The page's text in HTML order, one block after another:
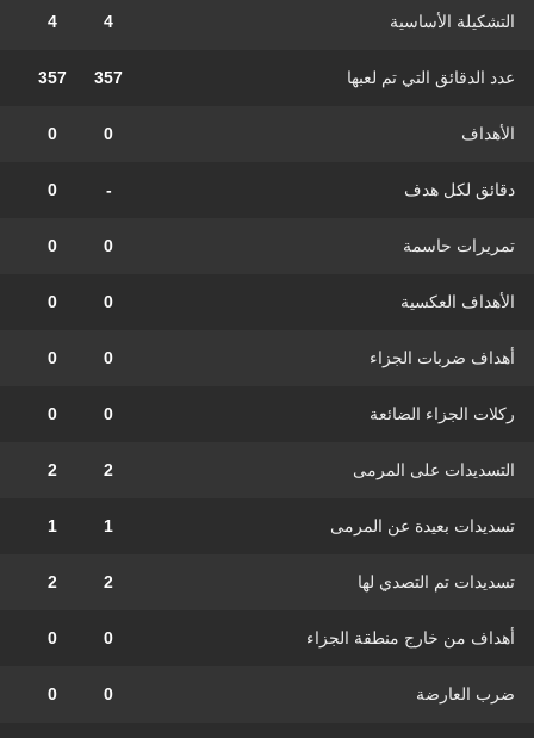
التشكيلة الأساسية 4
4
عدد الدقائق التي تم لعبها 357
357
الأهداف 0
0
دقائق لكل هدف -
0
تمريرات حاسمة 0
0
الأهداف العكسية 0
0
أهداف ضربات الجزاء 0
0
ركلات الجزاء الضائعة 0
0
التسديدات على المرمى 2
2
تسديدات بعيدة عن المرمى 1
1
تسديدات تم التصدي لها 2
2
أهداف من خارج منطقة الجزاء 0
0
ضرب العارضة 0
0